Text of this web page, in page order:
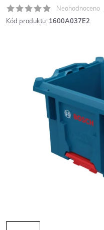
Neohodnoceno
Kód produktu: 1600A037E2